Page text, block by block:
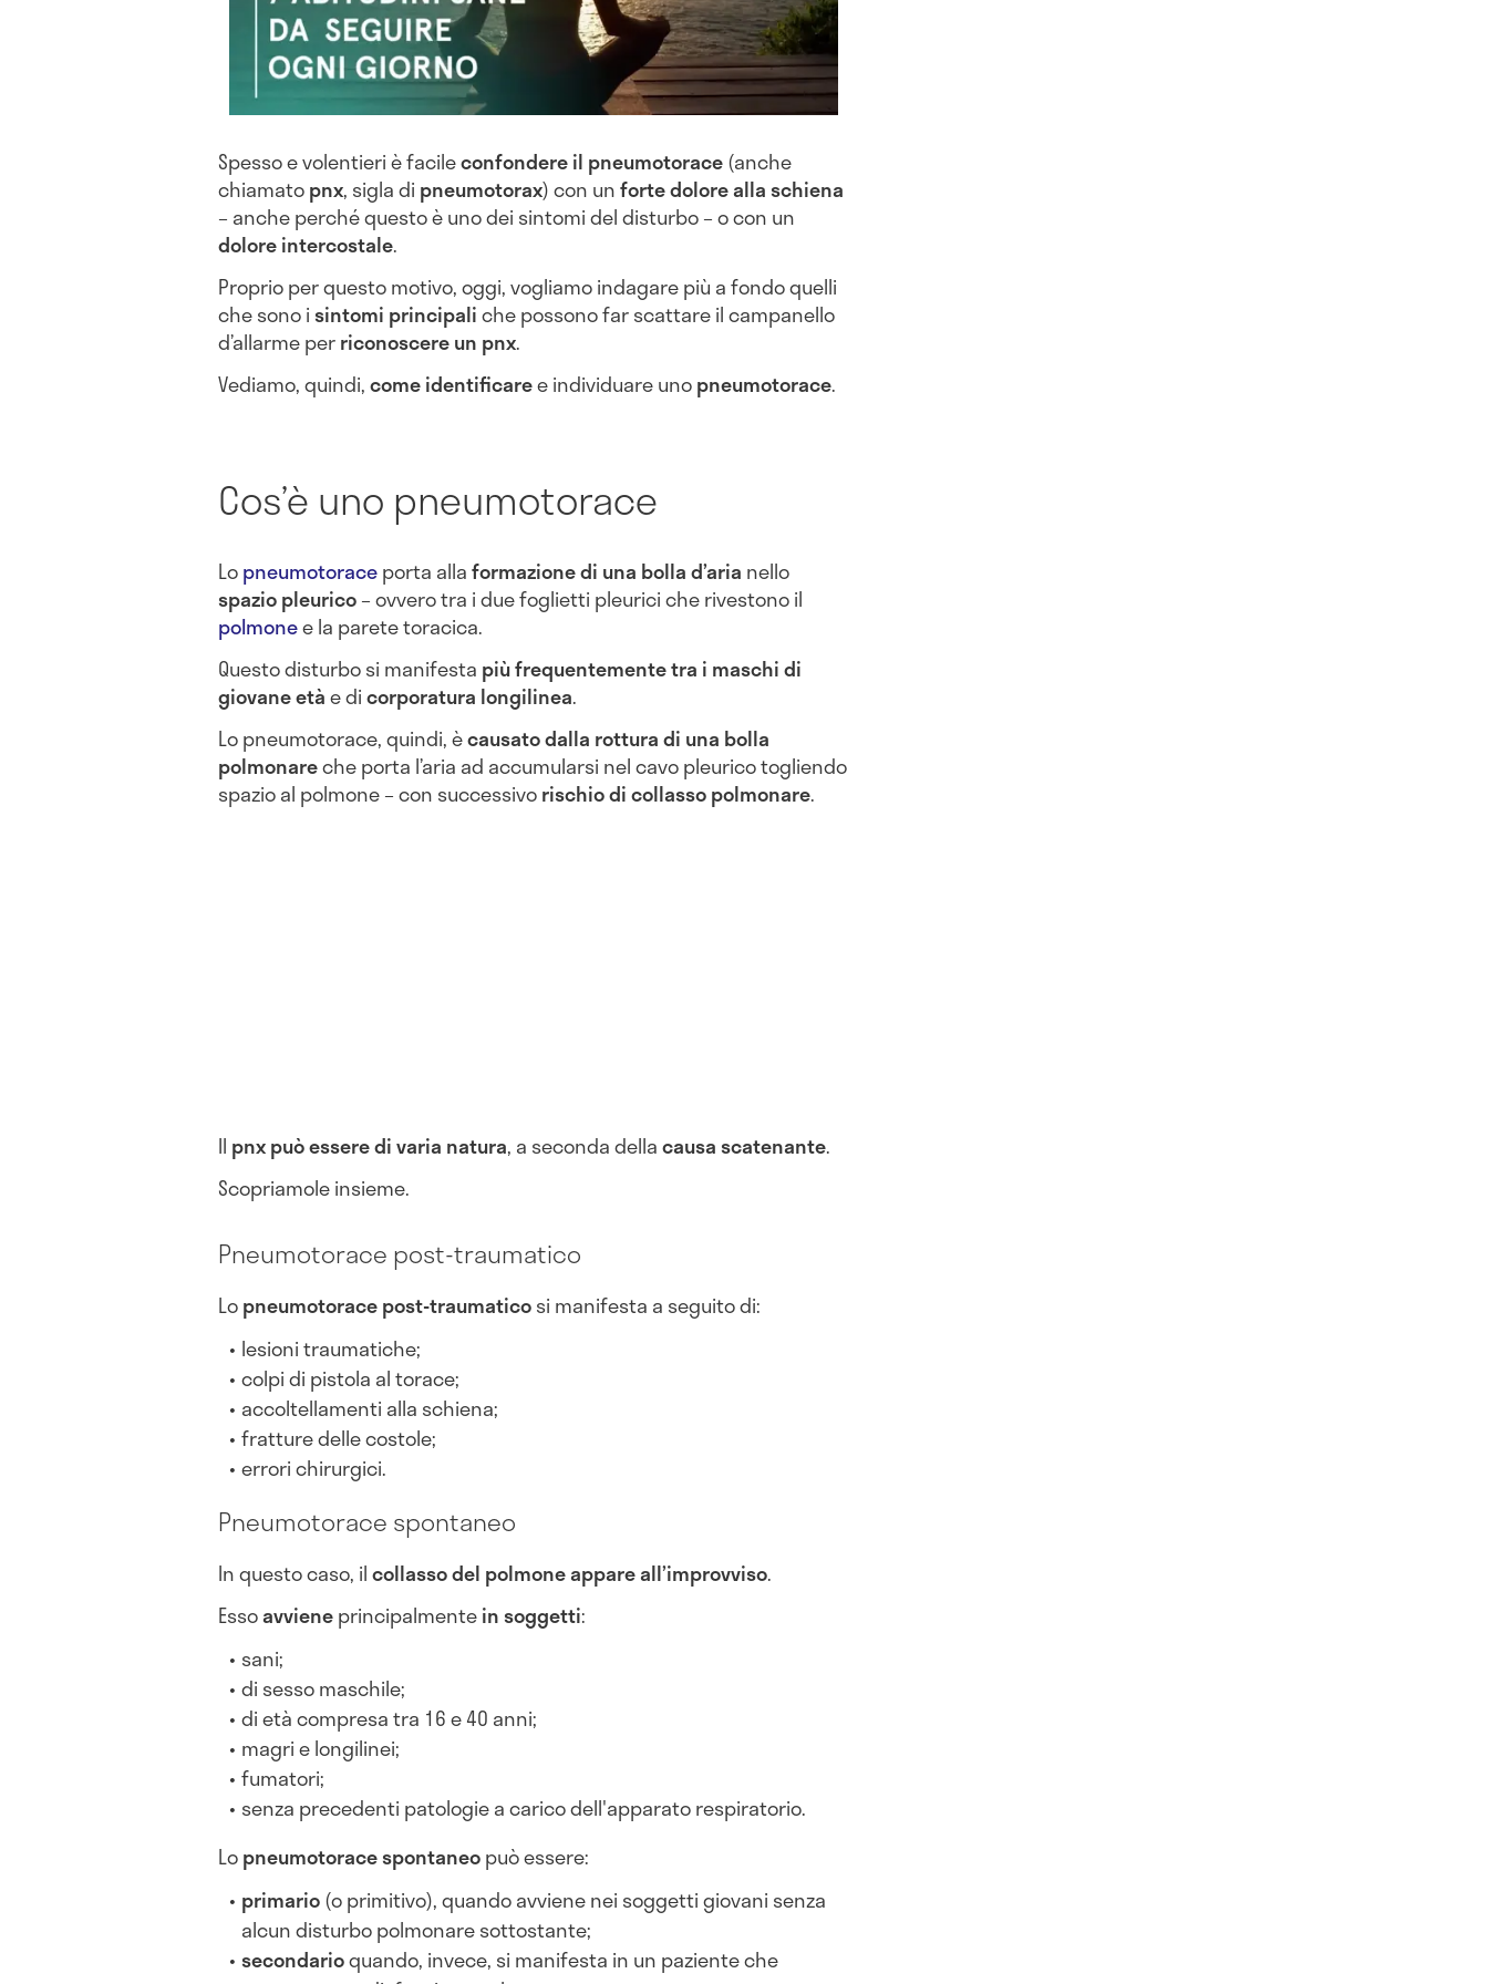
Spesso e volentieri è facileconfondere il pneumotorace(anche
chiamatopnx, sigla di pneumotorax) con unforte dolore alla schiena
– anche perché questo è uno dei sintomi del disturbo – o con un
dolore intercostale.
Proprio per questo motivo, oggi, vogliamo indagare più a fondo quelli
che sono isintomi principaliche possono far scattare il campanello
d’allarme perriconoscere un pnx.
Vediamo, quindi,come identificaree individuare unopneumotorace.
Cos’è uno pneumotorace
Lopneumotoraceporta allaformazione di una bolla d’aria nello
spazio pleurico– ovvero tra i due foglietti pleurici che rivestono il
polmonee la parete toracica.
Questo disturbo si manifesta più frequentemente tra i maschi di
giovane etàe dicorporatura longilinea.
Lo pneumotorace, quindi, ècausato dalla rottura di una bolla
polmonareche porta l’aria ad accumularsi nel cavo pleurico togliendo
spazio al polmone – con successivorischio di collasso polmonare.
Il pnx può essere di varia natura, a seconda dellacausa scatenante.
Scopriamole insieme.
Pneumotorace post-traumatico
Lopneumotorace post-traumaticosi manifesta a seguito di:
lesioni traumatiche;
colpi di pistola al torace;
accoltellamenti alla schiena;
fratture delle costole;
errori chirurgici.
Pneumotorace spontaneo
In questo caso, ilcollasso del polmone appare all’improvviso.
Essoavvieneprincipalmentein soggetti:
sani;
di sesso maschile;
di età compresa tra 16 e 40 anni;
magri e longilinei;
fumatori;
senza precedenti patologie a carico dell'apparato respiratorio.
Lopneumotorace spontaneopuò essere:
primario(o primitivo), quando avviene nei soggetti giovani senza
alcun disturbo polmonare sottostante;
secondarioquando, invece, si manifesta in un paziente che